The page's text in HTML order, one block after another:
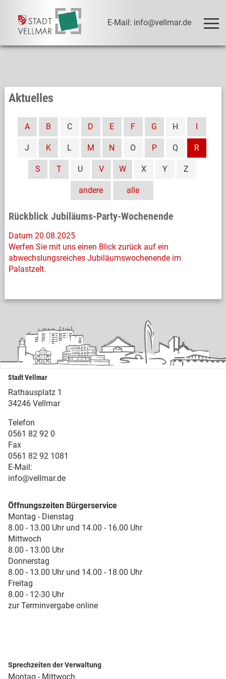
E-Mail: info@vellmar.de
Aktuelles
alle
A B C D E F G H I
J K L M N O P Q R
S T U V W X Y Z
andere
Rückblick Jubiläums-Party-Wochenende
Datum 20.08.2025
Werfen Sie mit uns einen Blick zurück auf ein
abwechslungsreiches Jubiläumswochenende im
Palastzelt.
Stadt Vellmar
Rathausplatz 1
34246 Vellmar
Telefon
0561 82 92 0
Fax
0561 82 92 1081
E-Mail:
info@vellmar.de
Öffnungszeiten Bürgerservice
Montag - Dienstag
8.00 - 13.00 Uhr und 14.00 - 16.00 Uhr
Mittwoch
8.00 - 13.00 Uhr
Donnerstag
8.00 - 13.00 Uhr und 14.00 - 18.00 Uhr
Freitag
8.00 - 12-30 Uhr
zur Terminvergabe online
Sprechzeiten der Verwaltung
Montag - Mittwoch